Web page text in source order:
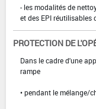
- les modalités de
et des EPI réutilisables
PROTECTION DE
Dans le cadre d'une
rampe
• pendant le mélange/